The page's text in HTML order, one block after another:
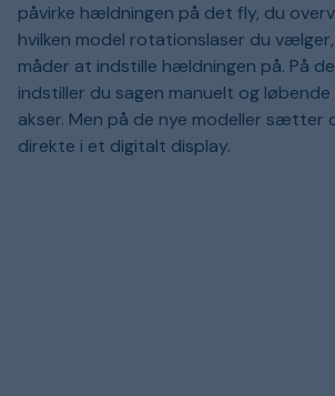
påvirke hældningen på det fly, du
hvilken model rotationslaser du
måder at indstille hældningen på. På
indstiller du sagen manuelt og
akser. Men på de nye modeller sætter
direkte i et digitalt display.